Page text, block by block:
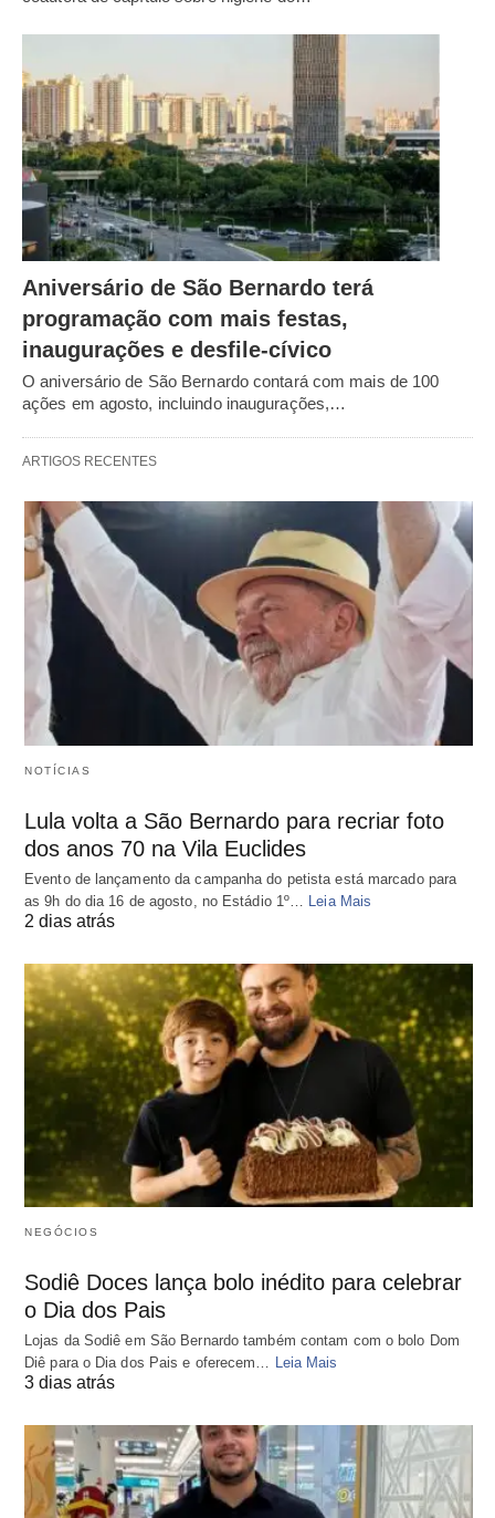
Aniversário de São Bernardo terá
programação com mais festas,
inaugurações e desfile-cívico
O aniversário de São Bernardo contará com mais de 100
ações em agosto, incluindo inaugurações,…
ARTIGOS RECENTES
NOTÍCIAS
Lula volta a São Bernardo para recriar foto
dos anos 70 na Vila Euclides
Evento de lançamento da campanha do petista está marcado para
as 9h do dia 16 de agosto, no Estádio 1º…
Leia Mais
2 dias atrás
NEGÓCIOS
Sodiê Doces lança bolo inédito para celebrar
o Dia dos Pais
Lojas da Sodiê em São Bernardo também contam com o bolo Dom
Diê para o Dia dos Pais e oferecem… Leia Mais
3 dias atrás